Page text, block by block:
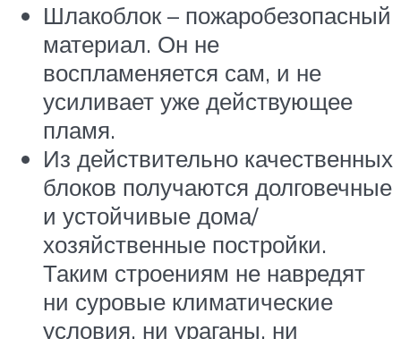
Шлакоблок – пожаробезопасный
материал. Он не
воспламеняется сам, и не
усиливает уже действующее
пламя.
Из действительно качественных
блоков получаются долговечные
и устойчивые дома/
хозяйственные постройки.
Таким строениям не навредят
ни суровые климатические
условия, ни ураганы, ни